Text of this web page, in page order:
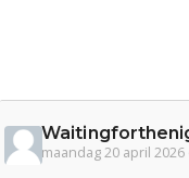
maandag 20 april 2026